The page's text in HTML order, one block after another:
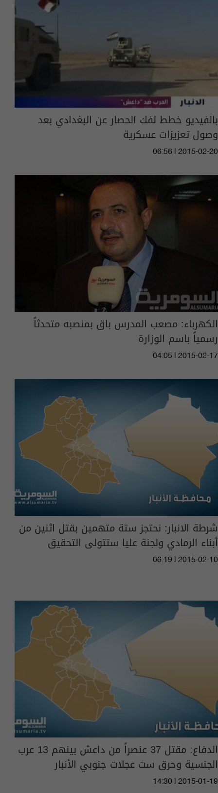
بالفيديو خطط لفك الحصار عن البغدادي بعد
وصول تعزيزات عسكرية
06:56 | 2015-02-20
الكهرباء: مصعب المدرس باق بمنصبه متحدثاً
رسمياً باسم الوزارة
04:05 | 2015-02-17
شرطة الانبار: نحتجز ستة متهمين بقتل اثنين من
أبناء الرمادي ولجنة عليا ستتولى التحقيق
06:19 | 2015-02-10
الدفاع: مقتل 37 عنصراً من داعش بينهم 13 عرب
الجنسية وحرق ست عجلات جنوبي الأنبار
14:30 | 2015-01-19